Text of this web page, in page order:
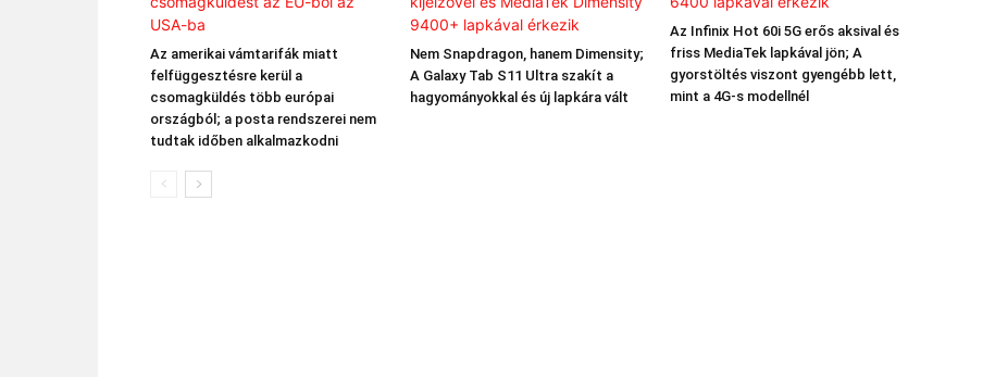
Az amerikai vámtarifák miatt
felfüggesztésre kerül a
csomagküldés több európai
országból; a posta rendszerei nem
tudtak időben alkalmazkodni
Nem Snapdragon, hanem Dimensity;
A Galaxy Tab S11 Ultra szakít a
hagyományokkal és új lapkára vált
Az Infinix Hot 60i 5G erős aksival és
friss MediaTek lapkával jön; A
gyorstöltés viszont gyengébb lett,
mint a 4G-s modellnél